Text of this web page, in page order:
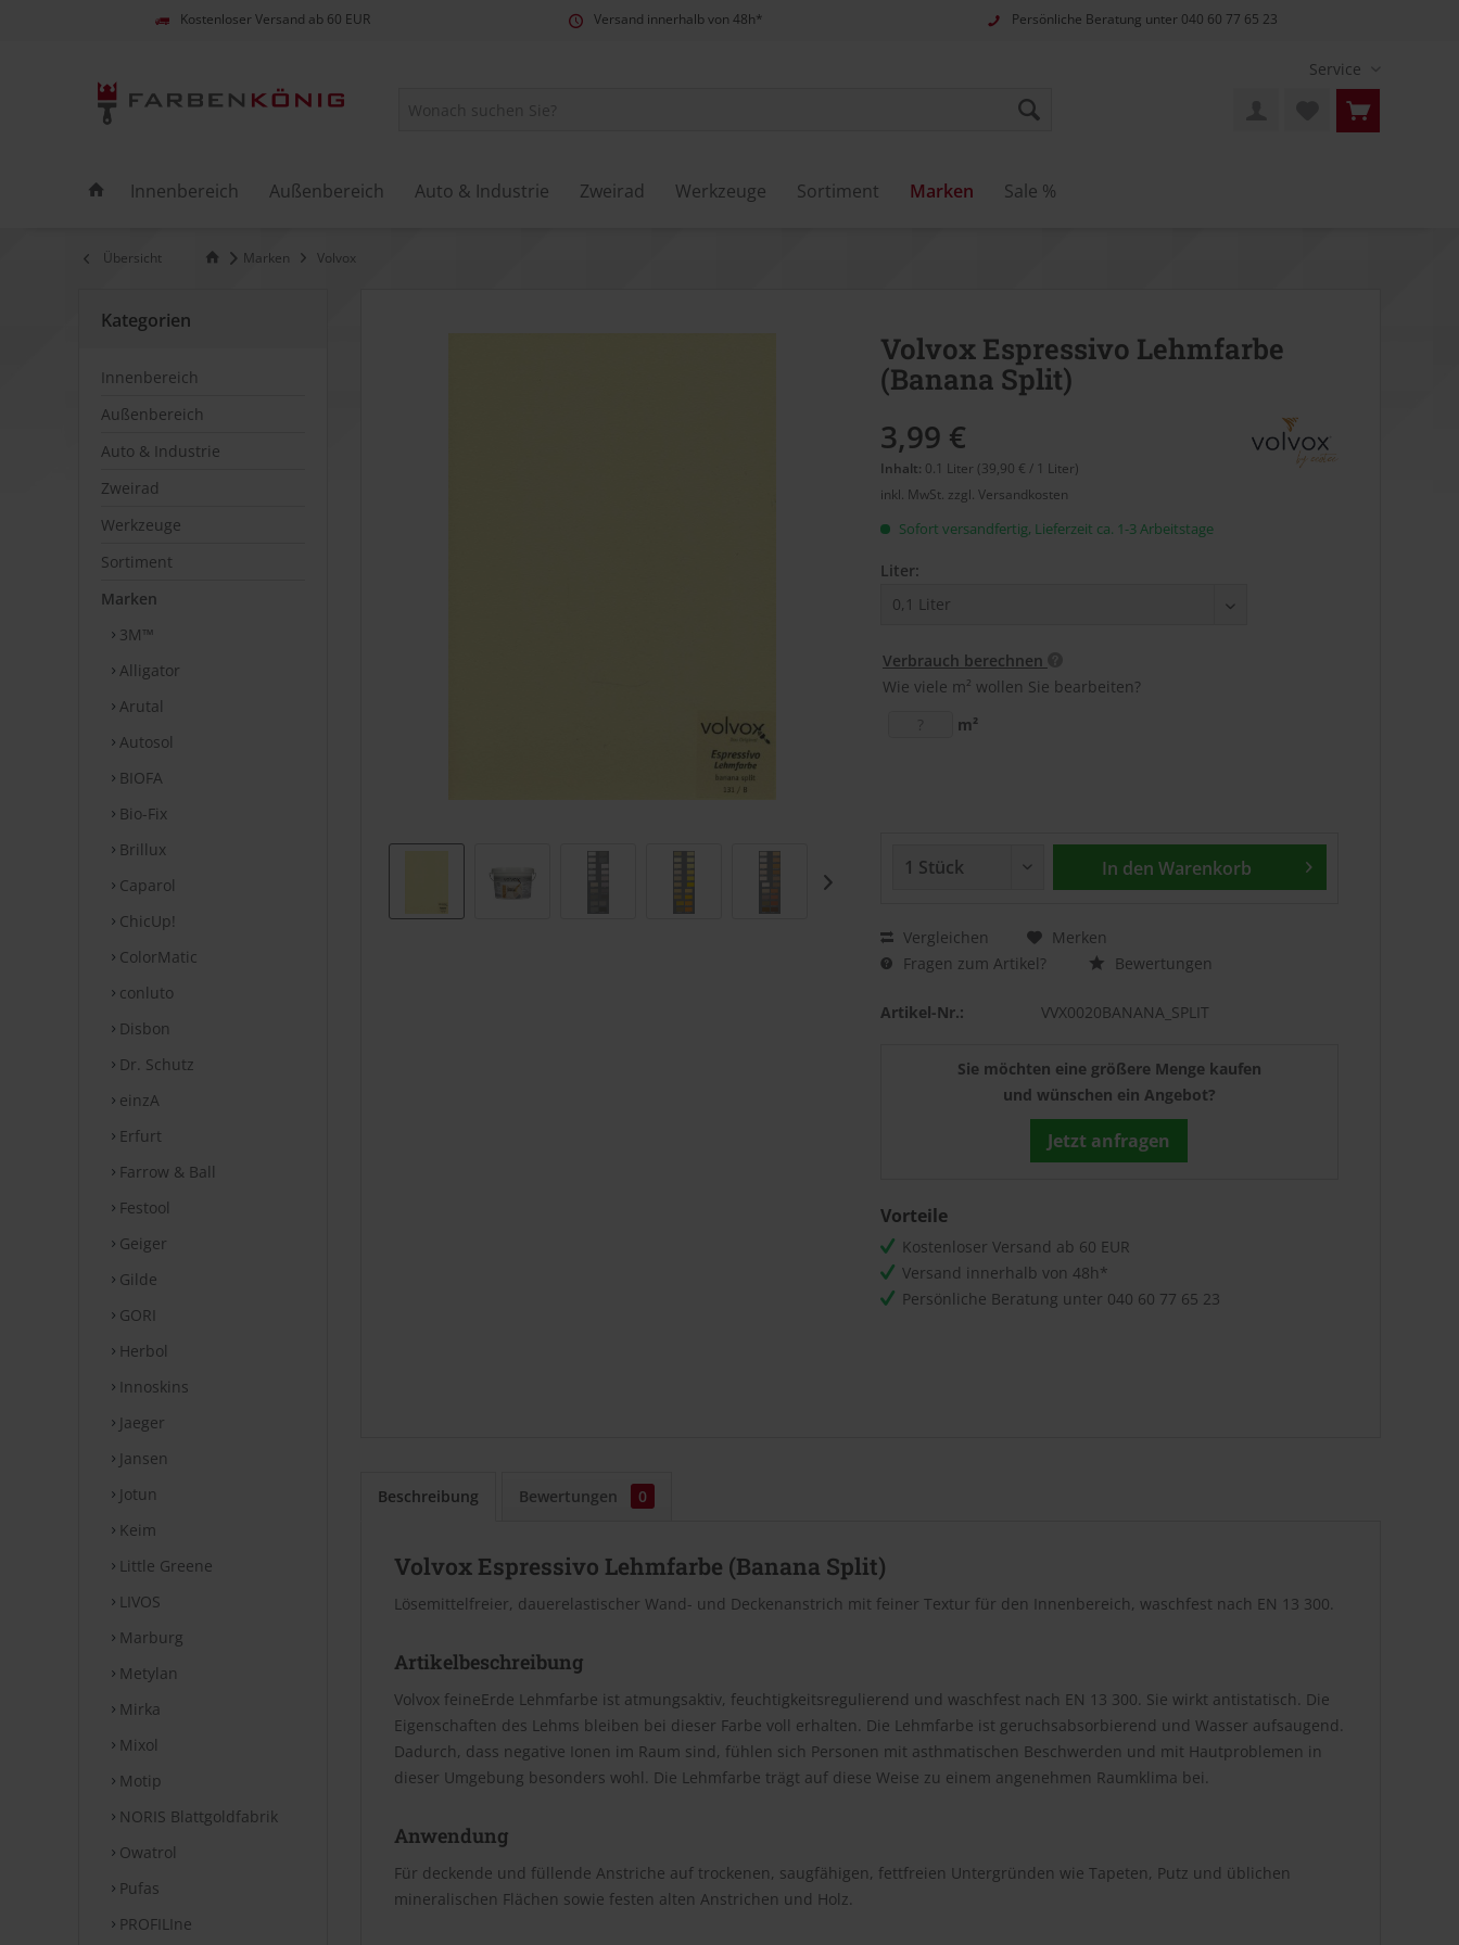
Kostenloser Versand ab 60 EUR Versand innerhalb von 48h* Persönliche Beratung unter 040 60 77 65 23
Service
Innenbereich Außenbereich Auto & Industrie Zweirad Werkzeuge Sortiment Marken Sale %
Übersicht Marken Volvox
Kategorien
Innenbereich
Außenbereich
Auto & Industrie
Zweirad
Werkzeuge
Sortiment
Marken
3M™
Alligator
Arutal
Autosol
BIOFA
Bio-Fix
Brillux
Caparol
ChicUp!
ColorMatic
conluto
Disbon
Dr. Schutz
einzA
Erfurt
Farrow & Ball
Festool
Geiger
Gilde
GORI
Herbol
Innoskins
Jaeger
Jansen
Jotun
Keim
Little Greene
LIVOS
Marburg
Metylan
Mirka
Mixol
Motip
NORIS Blattgoldfabrik
Owatrol
Pufas
PROFILIne
Volvox Espressivo Lehmfarbe
(Banana Split)
3,99 €
Inhalt: 0.1 Liter (39,90 € / 1 Liter)
inkl. MwSt. zzgl. Versandkosten
Sofort versandfertig, Lieferzeit ca. 1-3 Arbeitstage
Liter:
Verbrauch berechnen
Wie viele m² wollen Sie bearbeiten?
m²
In den Warenkorb
Vergleichen
Merken
Fragen zum Artikel?
Bewertungen
Artikel-Nr.: VVX0020BANANA_SPLIT
Sie möchten eine größere Menge kaufen
und wünschen ein Angebot?
Jetzt anfragen
Vorteile
Kostenloser Versand ab 60 EUR
Versand innerhalb von 48h*
Persönliche Beratung unter 040 60 77 65 23
Beschreibung Bewertungen 0
Volvox Espressivo Lehmfarbe (Banana Split)
Lösemittelfreier, dauerelastischer Wand- und Deckenanstrich mit feiner Textur für den Innenbereich, waschfest nach EN 13 300.
Artikelbeschreibung
Volvox feineErde Lehmfarbe ist atmungsaktiv, feuchtigkeitsregulierend und waschfest nach EN 13 300. Sie wirkt antistatisch. Die
Eigenschaften des Lehms bleiben bei dieser Farbe voll erhalten. Die Lehmfarbe ist geruchsabsorbierend und Wasser aufsaugend.
Dadurch, dass negative Ionen im Raum sind, fühlen sich Personen mit asthmatischen Beschwerden und mit Hautproblemen in
dieser Umgebung besonders wohl. Die Lehmfarbe trägt auf diese Weise zu einem angenehmen Raumklima bei.
Anwendung
Für deckende und füllende Anstriche auf trockenen, saugfähigen, fettfreien Untergründen wie Tapeten, Putz und üblichen
mineralischen Flächen sowie festen alten Anstrichen und Holz.